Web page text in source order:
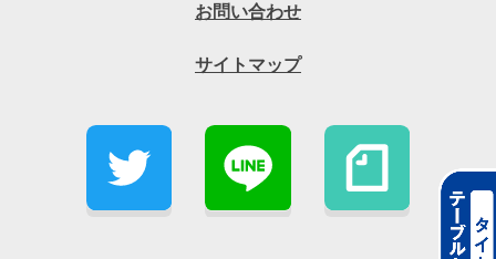
お問い合わせ
サイトマップ